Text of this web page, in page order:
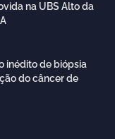
na UBS Alto da
inédito de biópsia
do câncer de